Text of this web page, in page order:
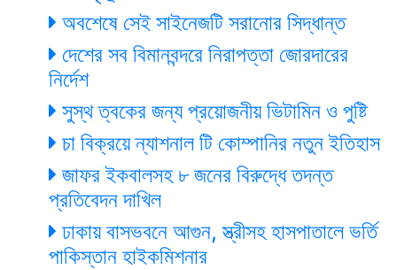
অবশেষে সেই সাইনেজটি সরানোর সিদ্ধান্ত
দেশের সব বিমানবন্দরে নিরাপত্তা জোরদারের
নির্দেশ
সুস্থ ত্বকের জন্য প্রয়োজনীয় ভিটামিন ও পুষ্টি
চা বিক্রয়ে ন্যাশনাল টি কোম্পানির নতুন ইতিহাস
জাফর ইকবালসহ ৮ জনের বিরুদ্ধে তদন্ত
প্রতিবেদন দাখিল
ঢাকায় বাসভবনে আগুন, স্ত্রীসহ হাসপাতালে ভর্তি
পাকিস্তান হাইকমিশনার